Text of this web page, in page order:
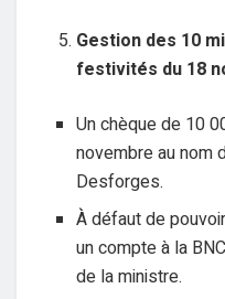
Gestion des 10
festivités du 18
Un chèque de 10
novembre au nom
Desforges.
À défaut de
un compte à la
de la ministre.